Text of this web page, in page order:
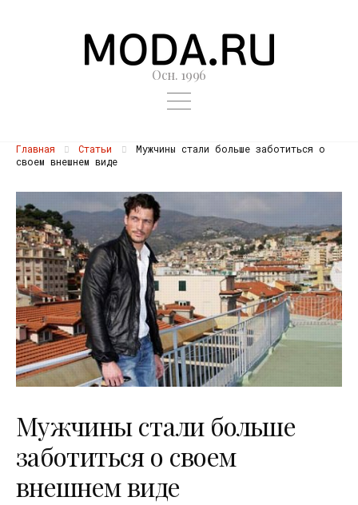
Осн. 1996
Главная Статьи
Мужчины стали больше заботиться о
своем внешнем виде
Мужчины стали больше
заботиться о своем
внешнем виде